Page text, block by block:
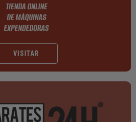
TIENDA ONLINE
DE MÁQUINAS
EXPENDEDORAS
VISITAR